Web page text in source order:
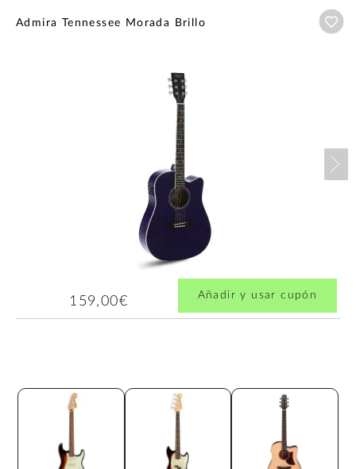
Admira Tennessee Morada Brillo
159,00€ Añadir y usar cupón